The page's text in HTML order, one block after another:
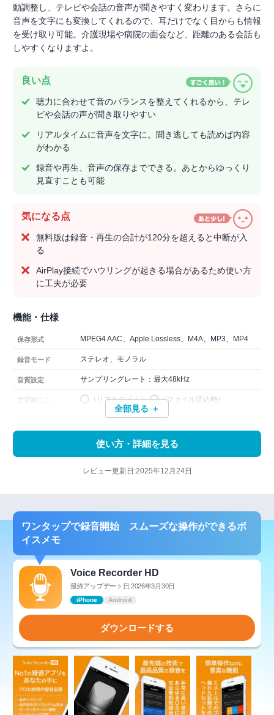
動調整し、テレビや会話の音声が聞きやすく変わります。さらに
音声を文字にも変換してくれるので、耳だけでなく目からも情報
を受け取り可能。介護現場や病院の面会など、距離のある会話も
しやすくなりますよ。
良い点
聴力に合わせて音のバランスを整えてくれるから、テレ
ビや会話の声が聞き取りやすい
リアルタイムに音声を文字に。聞き逃しても読めば内容
がわかる
録音や再生、音声の保存までできる。あとからゆっくり
見直すことも可能
気になる点
無料版は録音・再生の合計が120分を超えると中断が入
る
AirPlay接続でハウリングが起きる場合があるため使い方
に工夫が必要
機能・仕様
保存形式 MPEG4 AAC、Apple Lossless、M4A、MP3、MP4
録音モード ステレオ、モノラル
音質設定 サンプリングレート：最大48kHz
文字起こし （リアルタイム）, （ファイル読込時）
全部見る ＋
使い方・詳細を見る
レビュー更新日:2025年12月24日
ワンタップで録音開始 スムーズな操作ができるボ
イスメモ
Voice Recorder HD
最終アップデート日:2026年3月30日
iPhone Android
ダウンロードする